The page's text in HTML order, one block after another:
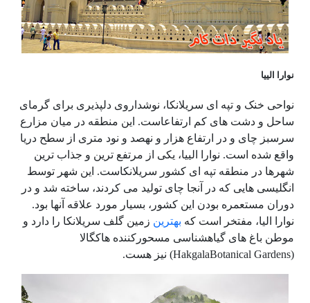
نوارا الییا
نواحی خنک و تپه ای سریلانکا، نوشداروی دلپذیری برای گرمای
ساحل و دشت های کم ارتفاعاست. این منطقه در میان مزارع
سرسبز چای و در ارتفاع هزار و نهصد و نود متری از سطح دریا
واقع شده است. نوارا الییا، یکی از مرتفع ترین و جذاب ترین
شهرها در منطقه تپه ای کشور سریلانکاست. این شهر توسط
انگلیسی هایی که در آنجا چای تولید می کردند، ساخته شد و در
دوران مستعمره بودن این کشور، بسیار مورد علاقه آنها بود.
نوارا الیا، مفتخر است که بهترین زمین گلف سریلانکا را دارد و
موطن باغ های گیاهشناسی مسحورکننده هاکگالا
(HakgalaBotanical Gardens) نیز هست.